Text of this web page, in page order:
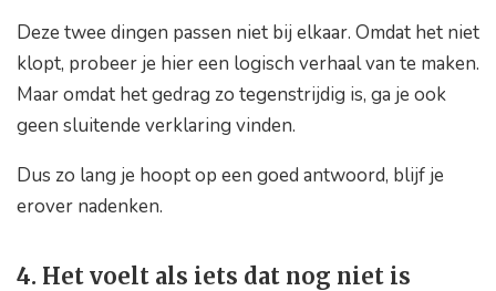
Deze twee dingen passen niet bij elkaar. Omdat het niet
klopt, probeer je hier een logisch verhaal van te maken.
Maar omdat het gedrag zo tegenstrijdig is, ga je ook
geen sluitende verklaring vinden.
Dus zo lang je hoopt op een goed antwoord, blijf je
erover nadenken.
4. Het voelt als iets dat nog niet is